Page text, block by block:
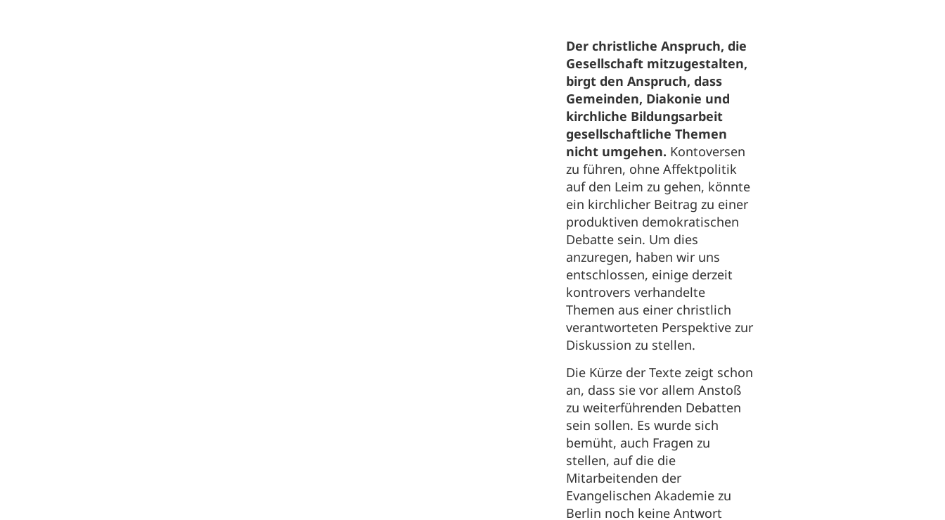
Der christliche Anspruch, die
Gesellschaft mitzugestalten,
birgt den Anspruch, dass
Gemeinden, Diakonie und
kirchliche Bildungsarbeit
gesellschaftliche Themen
nicht umgehen. Kontoversen
zu führen, ohne Affektpolitik
auf den Leim zu gehen, könnte
ein kirchlicher Beitrag zu einer
produktiven demokratischen
Debatte sein. Um dies
anzuregen, haben wir uns
entschlossen, einige derzeit
kontrovers verhandelte
Themen aus einer christlich
verantworteten Perspektive zur
Diskussion zu stellen.
Die Kürze der Texte zeigt schon
an, dass sie vor allem Anstoß
zu weiterführenden Debatten
sein sollen. Es wurde sich
bemüht, auch Fragen zu
stellen, auf die die
Mitarbeitenden der
Evangelischen Akademie zu
Berlin noch keine Antwort